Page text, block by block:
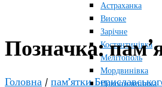
Астраханка
Високе
Зарічне
Костянтинівка
Мелітополь
Мордвинівка
Новопилипівка
Позначка:
Головна / пам’ятки